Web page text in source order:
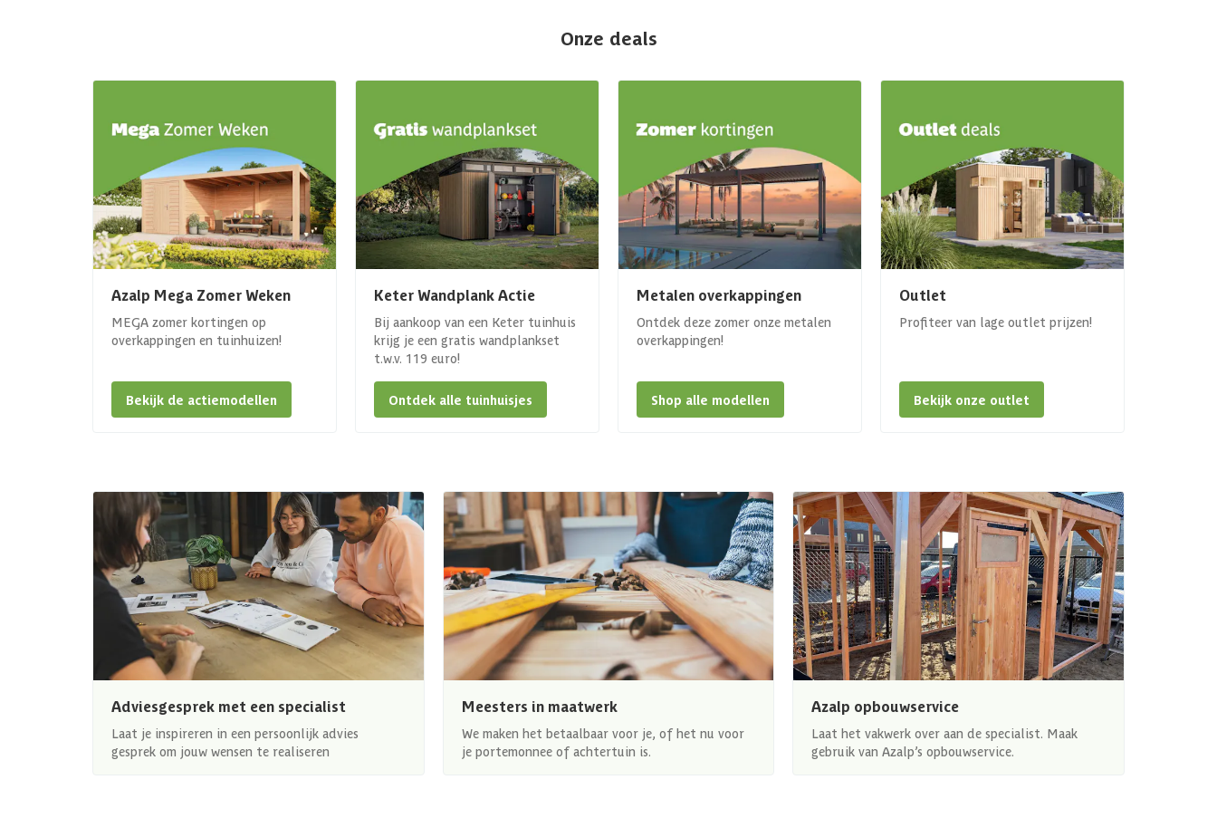
Onze deals
Azalp Mega Zomer Weken
MEGA zomer kortingen op
overkappingen en tuinhuizen!
Bekijk de actiemodellen
Keter Wandplank Actie
Bij aankoop van een Keter tuinhuis
krijg je een gratis wandplankset
t.w.v. 119 euro!
Ontdek alle tuinhuisjes
Metalen overkappingen
Ontdek deze zomer onze metalen
overkappingen!
Shop alle modellen
Outlet
Profiteer van lage outlet prijzen!
Bekijk onze outlet
Adviesgesprek met een specialist
Laat je inspireren in een persoonlijk advies
gesprek om jouw wensen te realiseren
Meesters in maatwerk
We maken het betaalbaar voor je, of het nu voor
je portemonnee of achtertuin is.
Azalp opbouwservice
Laat het vakwerk over aan de specialist. Maak
gebruik van Azalp’s opbouwservice.